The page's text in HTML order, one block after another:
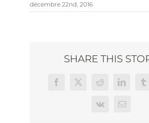
décembre 22nd, 2016
SHARE THIS
Facebook
X Reddit LinkedIn
Vk Email